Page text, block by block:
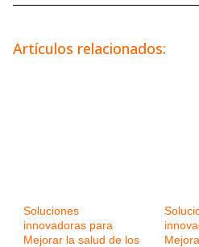
Artículos relacionados:
Soluciones
innovadoras para
Mejorar la salud de los